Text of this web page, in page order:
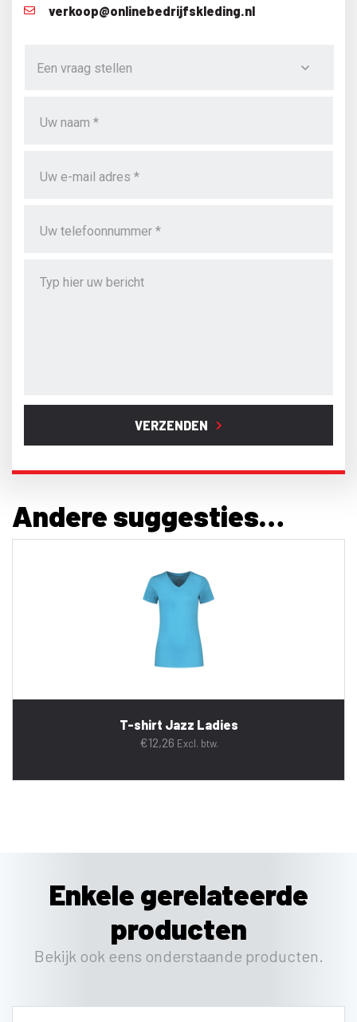
verkoop@onlinebedrijfskleding.nl
VERZENDEN
Andere suggesties…
T-shirt Jazz Ladies
€12,26 Excl. btw.
Enkele gerelateerde
producten
Bekijk ook eens onderstaande producten.